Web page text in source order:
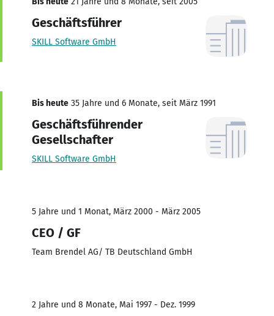
Geschäftsführer
SKILL Software GmbH
Bis heute 35 Jahre und 6 Monate, seit März 1991
Geschäftsführender
Gesellschafter
SKILL Software GmbH
5 Jahre und 1 Monat, März 2000 - März 2005
CEO / GF
Team Brendel AG/ TB Deutschland GmbH
2 Jahre und 8 Monate, Mai 1997 - Dez. 1999